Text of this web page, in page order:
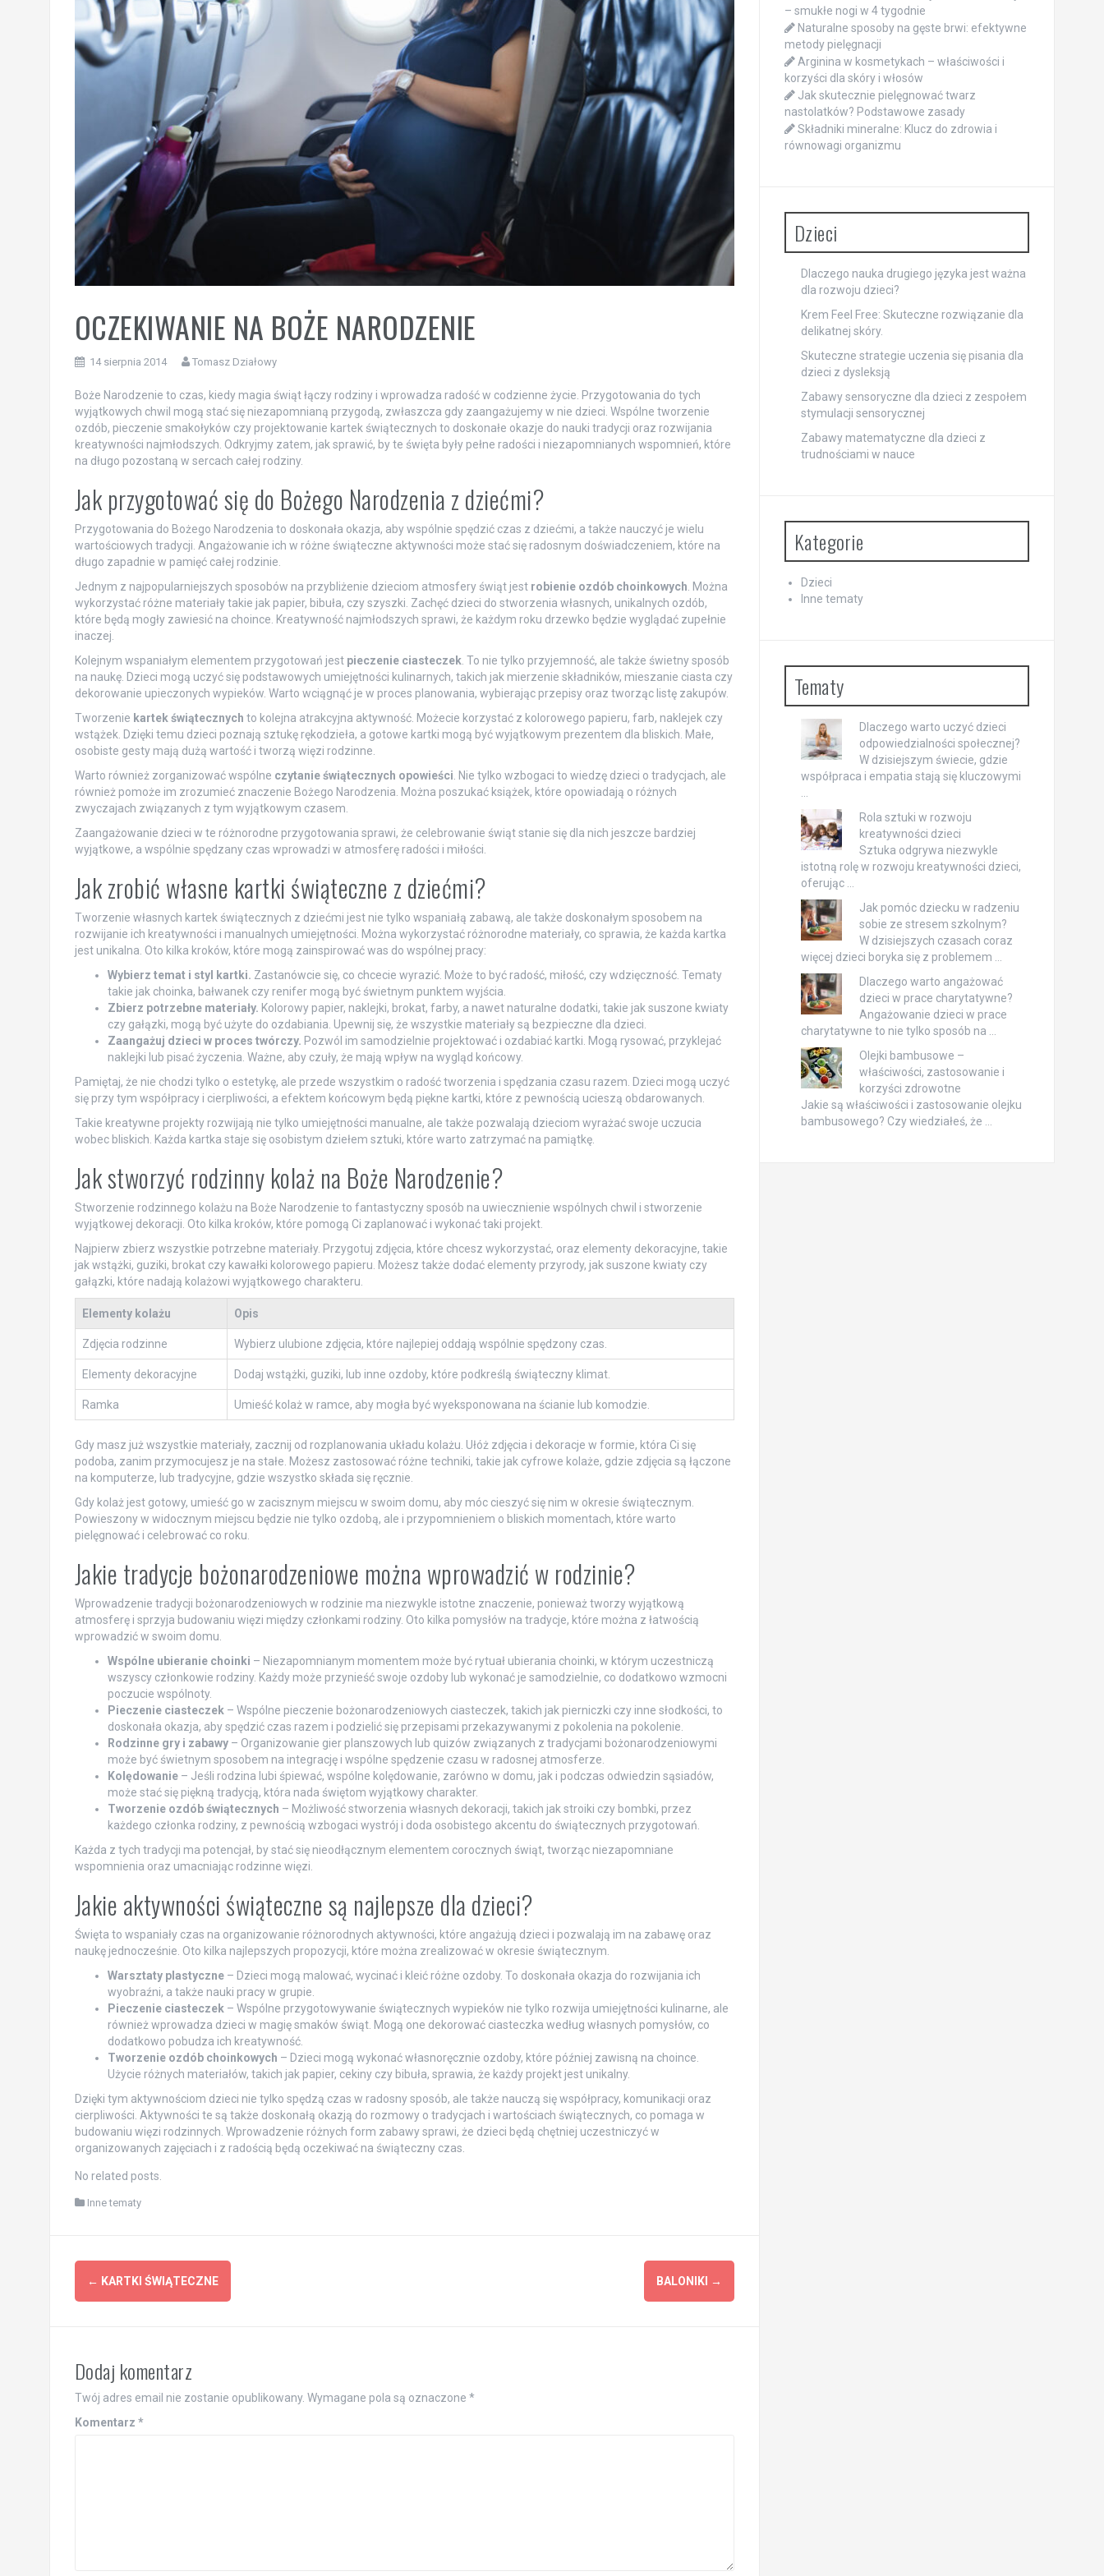
OCZEKIWANIE NA BOŻE NARODZENIE
14 sierpnia 2014 Tomasz Działowy
Boże Narodzenie to czas, kiedy magia świąt łączy rodziny i wprowadza radość w codzienne życie. Przygotowania do tych
wyjątkowych chwil mogą stać się niezapomnianą przygodą, zwłaszcza gdy zaangażujemy w nie dzieci. Wspólne tworzenie
ozdób, pieczenie smakołyków czy projektowanie kartek świątecznych to doskonałe okazje do nauki tradycji oraz rozwijania
kreatywności najmłodszych. Odkryjmy zatem, jak sprawić, by te święta były pełne radości i niezapomnianych wspomnień, które
na długo pozostaną w sercach całej rodziny.
Jak przygotować się do Bożego Narodzenia z dziećmi?
Przygotowania do Bożego Narodzenia to doskonała okazja, aby wspólnie spędzić czas z dziećmi, a także nauczyć je wielu
wartościowych tradycji. Angażowanie ich w różne świąteczne aktywności może stać się radosnym doświadczeniem, które na
długo zapadnie w pamięć całej rodzinie.
Jednym z najpopularniejszych sposobów na przybliżenie dzieciom atmosfery świąt jest robienie ozdób choinkowych . Można
wykorzystać różne materiały takie jak papier, bibuła, czy szyszki. Zachęć dzieci do stworzenia własnych, unikalnych ozdób,
które będą mogły zawiesić na choince. Kreatywność najmłodszych sprawi, że każdym roku drzewko będzie wyglądać zupełnie
inaczej.
Kolejnym wspaniałym elementem przygotowań jest pieczenie ciasteczek. To nie tylko przyjemność, ale także świetny sposób
na naukę. Dzieci mogą uczyć się podstawowych umiejętności kulinarnych, takich jak mierzenie składników, mieszanie ciasta czy
dekorowanie upieczonych wypieków. Warto wciągnąć je w proces planowania, wybierając przepisy oraz tworząc listę zakupów.
Tworzenie kartek świątecznych to kolejna atrakcyjna aktywność. Możecie korzystać z kolorowego papieru, farb, naklejek czy
wstążek. Dzięki temu dzieci poznają sztukę rękodzieła, a gotowe kartki mogą być wyjątkowym prezentem dla bliskich. Małe,
osobiste gesty mają dużą wartość i tworzą więzi rodzinne.
Warto również zorganizować wspólne czytanie świątecznych opowieści . Nie tylko wzbogaci to wiedzę dzieci o tradycjach, ale
również pomoże im zrozumieć znaczenie Bożego Narodzenia. Można poszukać książek, które opowiadają o różnych
zwyczajach związanych z tym wyjątkowym czasem.
Zaangażowanie dzieci w te różnorodne przygotowania sprawi, że celebrowanie świąt stanie się dla nich jeszcze bardziej
wyjątkowe, a wspólnie spędzany czas wprowadzi w atmosferę radości i miłości.
Jak zrobić własne kartki świąteczne z dziećmi?
Tworzenie własnych kartek świątecznych z dziećmi jest nie tylko wspaniałą zabawą, ale także doskonałym sposobem na
rozwijanie ich kreatywności i manualnych umiejętności. Można wykorzystać różnorodne materiały, co sprawia, że każda kartka
jest unikalna. Oto kilka kroków, które mogą zainspirować was do wspólnej pracy:
Wybierz temat i styl kartki. Zastanówcie się, co chcecie wyrazić. Może to być radość, miłość, czy wdzięczność. Tematy
takie jak choinka, bałwanek czy renifer mogą być świetnym punktem wyjścia.
Zbierz potrzebne materiały. Kolorowy papier, naklejki, brokat, farby, a nawet naturalne dodatki, takie jak suszone kwiaty
czy gałązki, mogą być użyte do ozdabiania. Upewnij się, że wszystkie materiały są bezpieczne dla dzieci.
Zaangażuj dzieci w proces twórczy. Pozwól im samodzielnie projektować i ozdabiać kartki. Mogą rysować, przyklejać
naklejki lub pisać życzenia. Ważne, aby czuły, że mają wpływ na wygląd końcowy.
Pamiętaj, że nie chodzi tylko o estetykę, ale przede wszystkim o radość tworzenia i spędzania czasu razem. Dzieci mogą uczyć
się przy tym współpracy i cierpliwości, a efektem końcowym będą piękne kartki, które z pewnością ucieszą obdarowanych.
Takie kreatywne projekty rozwijają nie tylko umiejętności manualne, ale także pozwalają dzieciom wyrażać swoje uczucia
wobec bliskich. Każda kartka staje się osobistym dziełem sztuki, które warto zatrzymać na pamiątkę.
Jak stworzyć rodzinny kolaż na Boże Narodzenie?
Stworzenie rodzinnego kolażu na Boże Narodzenie to fantastyczny sposób na uwiecznienie wspólnych chwil i stworzenie
wyjątkowej dekoracji. Oto kilka kroków, które pomogą Ci zaplanować i wykonać taki projekt.
Najpierw zbierz wszystkie potrzebne materiały. Przygotuj zdjęcia, które chcesz wykorzystać, oraz elementy dekoracyjne, takie
jak wstążki, guziki, brokat czy kawałki kolorowego papieru. Możesz także dodać elementy przyrody, jak suszone kwiaty czy
gałązki, które nadają kolażowi wyjątkowego charakteru.
Elementy kolażu Opis
Zdjęcia rodzinne Wybierz ulubione zdjęcia, które najlepiej oddają wspólnie spędzony czas.
Elementy dekoracyjne Dodaj wstążki, guziki, lub inne ozdoby, które podkreślą świąteczny klimat.
Ramka Umieść kolaż w ramce, aby mogła być wyeksponowana na ścianie lub komodzie.
Gdy masz już wszystkie materiały, zacznij od rozplanowania układu kolażu. Ułóż zdjęcia i dekoracje w formie, która Ci się
podoba, zanim przymocujesz je na stałe. Możesz zastosować różne techniki, takie jak cyfrowe kolaże, gdzie zdjęcia są łączone
na komputerze, lub tradycyjne, gdzie wszystko składa się ręcznie.
Gdy kolaż jest gotowy, umieść go w zacisznym miejscu w swoim domu, aby móc cieszyć się nim w okresie świątecznym.
Powieszony w widocznym miejscu będzie nie tylko ozdobą, ale i przypomnieniem o bliskich momentach, które warto
pielęgnować i celebrować co roku.
Jakie tradycje bożonarodzeniowe można wprowadzić w rodzinie?
Wprowadzenie tradycji bożonarodzeniowych w rodzinie ma niezwykle istotne znaczenie, ponieważ tworzy wyjątkową
atmosferę i sprzyja budowaniu więzi między członkami rodziny. Oto kilka pomysłów na tradycje, które można z łatwością
wprowadzić w swoim domu.
Wspólne ubieranie choinki – Niezapomnianym momentem może być rytuał ubierania choinki, w którym uczestniczą
wszyscy członkowie rodziny. Każdy może przynieść swoje ozdoby lub wykonać je samodzielnie, co dodatkowo wzmocni
poczucie wspólnoty.
Pieczenie ciasteczek– Wspólne pieczenie bożonarodzeniowych ciasteczek, takich jak pierniczki czy inne słodkości, to
doskonała okazja, aby spędzić czas razem i podzielić się przepisami przekazywanymi z pokolenia na pokolenie.
Rodzinne gry i zabawy– Organizowanie gier planszowych lub quizów związanych z tradycjami bożonarodzeniowymi
może być świetnym sposobem na integrację i wspólne spędzenie czasu w radosnej atmosferze.
Kolędowanie– Jeśli rodzina lubi śpiewać, wspólne kolędowanie, zarówno w domu, jak i podczas odwiedzin sąsiadów,
może stać się piękną tradycją, która nada świętom wyjątkowy charakter.
Tworzenie ozdób świątecznych – Możliwość stworzenia własnych dekoracji, takich jak stroiki czy bombki, przez
każdego członka rodziny, z pewnością wzbogaci wystrój i doda osobistego akcentu do świątecznych przygotowań.
Każda z tych tradycji ma potencjał, by stać się nieodłącznym elementem corocznych świąt, tworząc niezapomniane
wspomnienia oraz umacniając rodzinne więzi.
Jakie aktywności świąteczne są najlepsze dla dzieci?
Święta to wspaniały czas na organizowanie różnorodnych aktywności, które angażują dzieci i pozwalają im na zabawę oraz
naukę jednocześnie. Oto kilka najlepszych propozycji, które można zrealizować w okresie świątecznym.
Warsztaty plastyczne– Dzieci mogą malować, wycinać i kleić różne ozdoby. To doskonała okazja do rozwijania ich
wyobraźni, a także nauki pracy w grupie.
Pieczenie ciasteczek– Wspólne przygotowywanie świątecznych wypieków nie tylko rozwija umiejętności kulinarne, ale
również wprowadza dzieci w magię smaków świąt. Mogą one dekorować ciasteczka według własnych pomysłów, co
dodatkowo pobudza ich kreatywność.
Tworzenie ozdób choinkowych – Dzieci mogą wykonać własnoręcznie ozdoby, które później zawisną na choince.
Użycie różnych materiałów, takich jak papier, cekiny czy bibuła, sprawia, że każdy projekt jest unikalny.
Dzięki tym aktywnościom dzieci nie tylko spędzą czas w radosny sposób, ale także nauczą się współpracy, komunikacji oraz
cierpliwości. Aktywności te są także doskonałą okazją do rozmowy o tradycjach i wartościach świątecznych, co pomaga w
budowaniu więzi rodzinnych. Wprowadzenie różnych form zabawy sprawi, że dzieci będą chętniej uczestniczyć w
organizowanych zajęciach i z radością będą oczekiwać na świąteczny czas.
No related posts.
Inne tematy
Post
navigation
← KARTKI ŚWIĄTECZNE BALONIKI →
Dodaj komentarz
Twój adres email nie zostanie opublikowany. Wymagane pola są oznaczone *
Komentarz *
– smukłe nogi w 4 tygodnie
Naturalne sposoby na gęste brwi: efektywne
metody pielęgnacji
Arginina w kosmetykach – właściwości i
korzyści dla skóry i włosów
Jak skutecznie pielęgnować twarz
nastolatków? Podstawowe zasady
Składniki mineralne: Klucz do zdrowia i
równowagi organizmu
Dzieci
Dlaczego nauka drugiego języka jest ważna
dla rozwoju dzieci?
Krem Feel Free: Skuteczne rozwiązanie dla
delikatnej skóry.
Skuteczne strategie uczenia się pisania dla
dzieci z dysleksją
Zabawy sensoryczne dla dzieci z zespołem
stymulacji sensorycznej
Zabawy matematyczne dla dzieci z
trudnościami w nauce
Kategorie
Dzieci
Inne tematy
Tematy
Dlaczego warto uczyć dzieci
odpowiedzialności społecznej?
W dzisiejszym świecie, gdzie
współpraca i empatia stają się kluczowymi
Rola sztuki w rozwoju
kreatywności dzieci
Sztuka odgrywa niezwykle
istotną rolę w rozwoju kreatywności dzieci,
oferując …
Jak pomóc dziecku w radzeniu
sobie ze stresem szkolnym?
W dzisiejszych czasach coraz
więcej dzieci boryka się z problemem …
Dlaczego warto angażować
dzieci w prace charytatywne?
Angażowanie dzieci w prace
charytatywne to nie tylko sposób na …
Olejki bambusowe –
właściwości, zastosowanie i
korzyści zdrowotne
Jakie są właściwości i zastosowanie olejku
bambusowego? Czy wiedziałeś, że …